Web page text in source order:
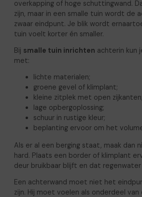
overkapping of hoge schuttingwand.
zijn, maar in een smalle tuin wordt de
zwaar eindpunt. Je blik wordt
tuin voelt korter én smaller.
Bij smalle tuin inrichten achterin kun
met:
lichte materialen;
groene gevel of klimplant;
kleine zitplek met open zijkanten;
lage opbergoplossing;
schuur in rustige kleur;
beplanting ervoor om het
Als er al een berging staat, maak dan
hard. Plaats een border of klimplant
deur bruikbaar blijft en dat regenwater
Een achterwand moet niet het
zijn. Hij moet voelen als onderdeel van